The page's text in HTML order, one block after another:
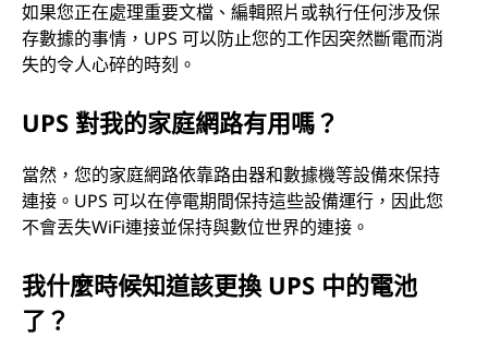
如果您正在處理重要文檔、編輯照片或執行任何涉及保
存數據的事情，UPS 可以防止您的工作因突然斷電而消
失的令人心碎的時刻。
UPS 對我的家庭網路有用嗎？
當然，您的家庭網路依靠路由器和數據機等設備來保持
連接。UPS 可以在停電期間保持這些設備運行，因此您
不會丟失WiFi連接並保持與數位世界的連接。
我什麼時候知道該更換 UPS 中的電池
了？